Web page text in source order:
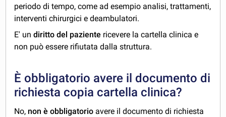
periodo di tempo, come ad esempio analisi, trattamenti,
interventi chirurgici e deambulatori.
E' un diritto del paziente ricevere la cartella clinica e
non può essere rifiutata dalla struttura.
È obbligatorio avere il documento di
richiesta copia cartella clinica?
No, non è obbligatorio avere il documento di richiesta